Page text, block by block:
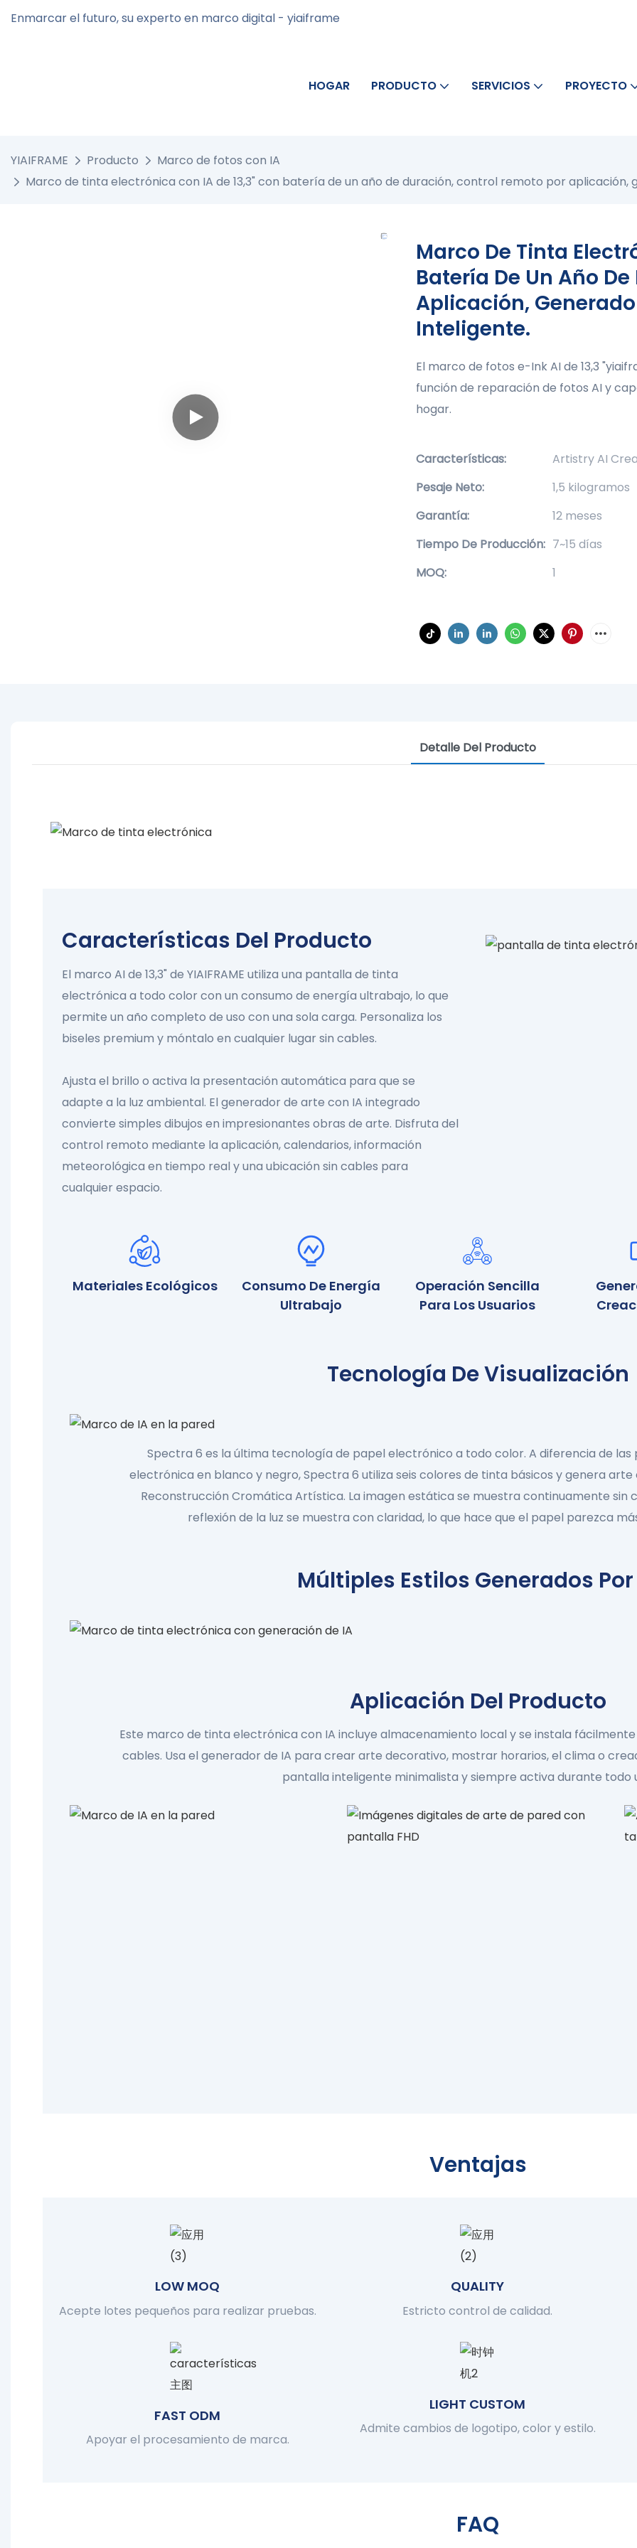
Enmarcar el futuro, su experto en marco digital - yiaiframe
HOGAR PRODUCTO SERVICIOS PROYECTO
YIAIFRAME Producto
Marco de fotos con IA
Marco de tinta electrónica con IA de 13,3" con batería de un año de duración, control remoto por
Marco De Tinta
Batería De Un Año
Aplicación,
Inteligente.
El marco de fotos e-Ink AI de 13,3
función de reparación de fotos AI y
hogar.
Características:
Artistry AI
Pesaje Neto:
1,5 kilogramos
Garantía:
12 meses
Tiempo De Producción: 7~15 días
MOQ:
1
Detalle Del Producto
GALERÍA COMPARTIDA A TRAVÉS DE YIAIFRAME
Características Del Producto
El marco AI de 13,3" de YIAIFRAME utiliza una pantalla de tinta
electrónica a todo color con un consumo de energía ultrabajo, lo que
permite un año completo de uso con una sola carga. Personaliza los
biseles premium y móntalo en cualquier lugar sin cables.
Ajusta el brillo o activa la presentación automática para que se
adapte a la luz ambiental. El generador de arte con IA integrado
convierte simples dibujos en impresionantes obras de arte. Disfruta del
control remoto mediante la aplicación, calendarios, información
meteorológica en tiempo real y una ubicación sin cables para
cualquier espacio.
Materiales Ecológicos
Consumo De Energía
Ultrabajo
Operación Sencilla
Para Los Usuarios
Tecnología De Visualización
Spectra 6 es la última tecnología de papel electrónico a todo color. A diferencia de
electrónica en blanco y negro, Spectra 6 utiliza seis colores de tinta básicos y genera
Reconstrucción Cromática Artística. La imagen estática se muestra continuamente sin
reflexión de la luz se muestra con claridad, lo que hace que el papel parezca
Múltiples Estilos Generados Por
Aplicación Del Producto
Este marco de tinta electrónica con IA incluye almacenamiento local y se instala
cables. Usa el generador de IA para crear arte decorativo, mostrar horarios, el clima o
pantalla inteligente minimalista y siempre activa durante todo
Ventajas
LOW MOQ
Acepte lotes pequeños para realizar pruebas.
QUALITY
Estricto control de calidad.
FAST ODM
Apoyar el procesamiento de marca.
LIGHT CUSTOM
Admite cambios de logotipo, color y estilo.
FAQ